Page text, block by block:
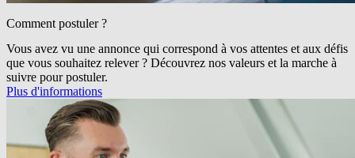
Comment postuler ?
Vous avez vu une annonce qui correspond à vos attentes et aux défis
que vous souhaitez relever ? Découvrez nos valeurs et la marche à
suivre pour postuler.
Plus d'informations